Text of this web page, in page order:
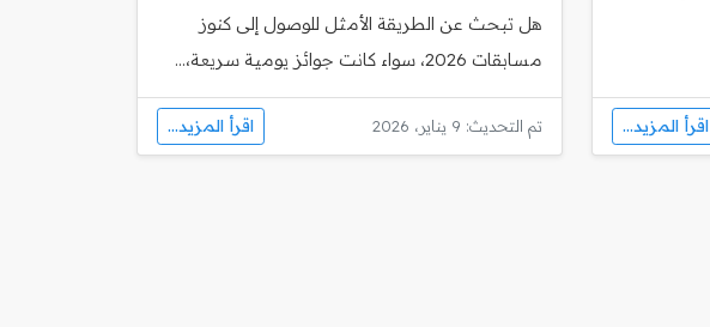
اقرأ المزيد...
هل تبحث عن الطريقة الأمثل للوصول إلى كنوز
مسابقات 2026، سواء كانت جوائز يومية سريعة،...
تم التحديث: 9 يناير، 2026 اقرأ المزيد...